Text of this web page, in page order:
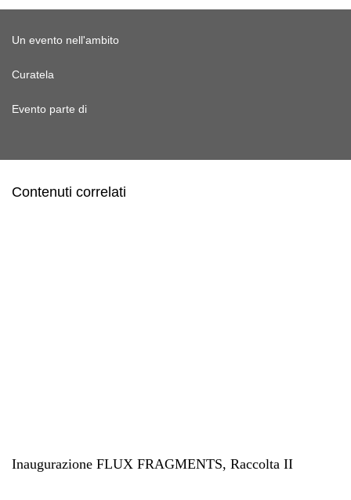
Un evento nell'ambito
Curatela
Evento parte di
Contenuti correlati
Inaugurazione FLUX FRAGMENTS, Raccolta II